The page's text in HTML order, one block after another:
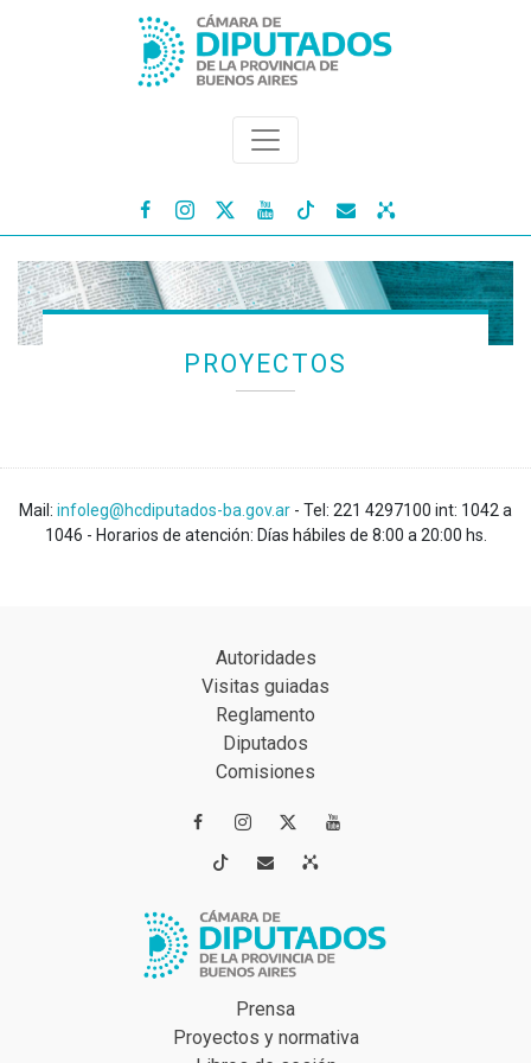
   
PROYECTOS
Mail: infoleg@hcdiputados-ba.gov.ar - Tel: 221 4297100 int: 1042 a
1046 - Horarios de atención: Días hábiles de 8:00 a 20:00 hs.
Autoridades
Visitas guiadas
Reglamento
Diputados
Comisiones
 
 
Prensa
Proyectos y normativa